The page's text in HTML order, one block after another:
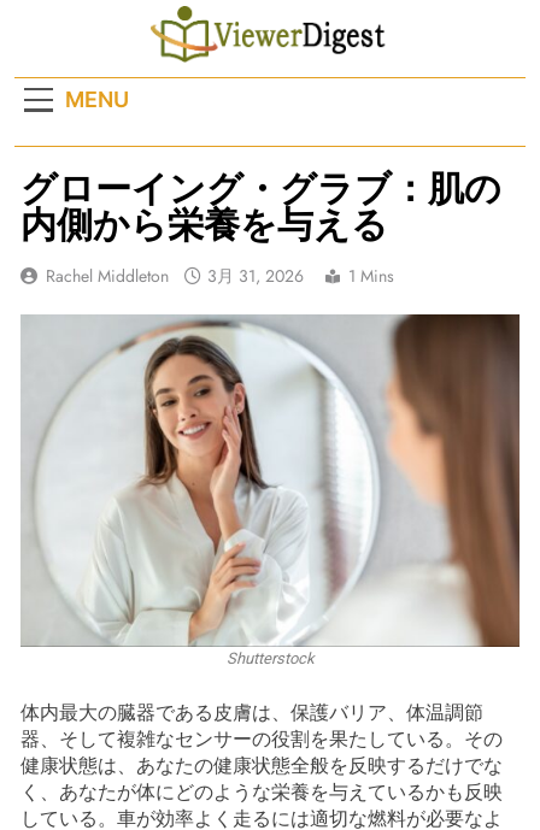
MENU
グローイング・グラブ：肌の
内側から栄養を与える
Rachel Middleton 3月 31, 2026 1 Mins
Shutterstock
体内最大の臓器である皮膚は、保護バリア、体温調節
器、そして複雑なセンサーの役割を果たしている。その
健康状態は、あなたの健康状態全般を反映するだけでな
く、あなたが体にどのような栄養を与えているかも反映
している。車が効率よく走るには適切な燃料が必要なよ